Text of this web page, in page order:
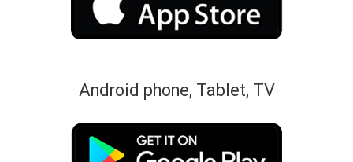
Android phone, Tablet, TV